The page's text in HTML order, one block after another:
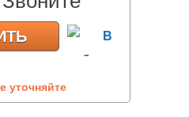
уточняйте